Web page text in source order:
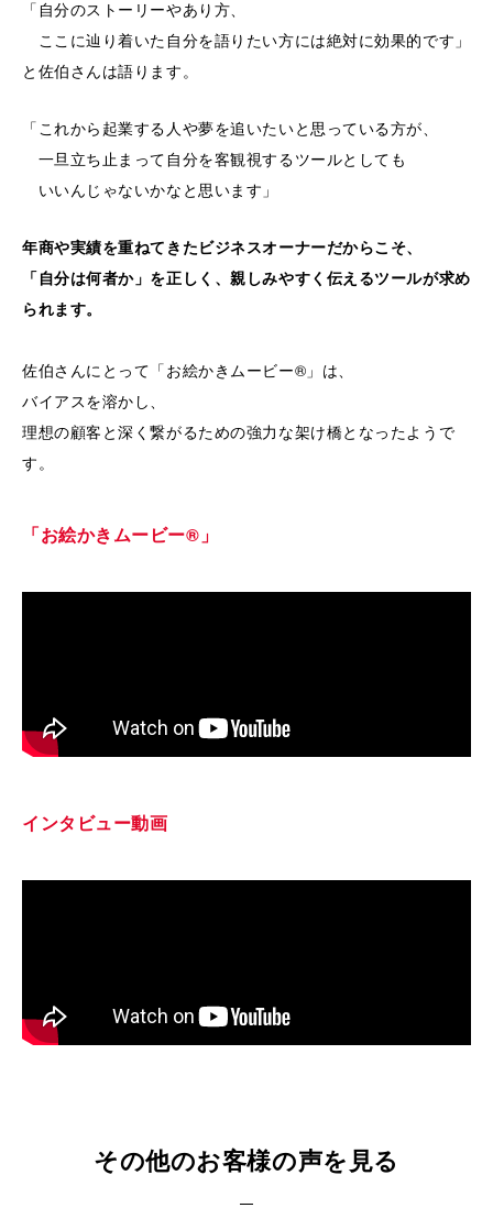
「自分のストーリーやあり方、
ここに辿り着いた自分を語りたい方には絶対に効果的です」
と佐伯さんは語ります。
「これから起業する人や夢を追いたいと思っている方が、
一旦立ち止まって自分を客観視するツールとしても
いいんじゃないかなと思います」
年商や実績を重ねてきたビジネスオーナーだからこそ、
「自分は何者か」を正しく、親しみやすく伝えるツールが求め
られます。
佐伯さんにとって「お絵かきムービー®」は、
バイアスを溶かし、
理想の顧客と深く繋がるための強力な架け橋となったようで
す。
「お絵かきムービー®」
インタビュー動画
その他のお客様の声を見る